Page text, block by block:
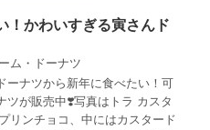
！かわいすぎる寅さんド
ム・ドーナツ
ーナツから新年に食べたい！可
ツが販売中❣️写真はトラ カスタ
リンチョコ、中にはカスタード